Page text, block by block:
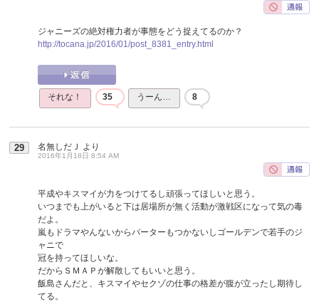
ジャニーズの絶対権力者が事態をどう捉えてるのか？
http://tocana.jp/2016/01/post_8381_entry.html
それな！ 35 うーん… 8
29 名無しだＪ より
2016年1月18日 8:54 AM
平成やキスマイが力をつけてるし頑張ってほしいと思う。
いつまでも上がいると下は居場所が無く活動が激戦区になって気の毒
だよ。
嵐もドラマやんないからバーターもつかないしゴールデンで若手のジ
ャニで
冠を持ってほしいな。
だからＳＭＡＰが解散してもいいと思う。
飯島さんだと、キスマイやセクゾの仕事の格差が腹が立ったし期待し
てる。